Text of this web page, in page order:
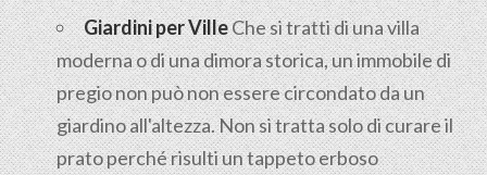
Giardini per VilleChe si tratti di una villa
moderna o di una dimora storica, un immobile di
pregio non può non essere circondato da un
giardino all'altezza. Non si tratta solo di curare il
prato perché risulti un tappeto erboso